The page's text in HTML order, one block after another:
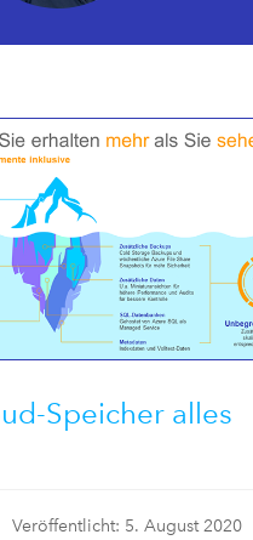
Speicher alles
Veröffentlicht: 5. August 2020